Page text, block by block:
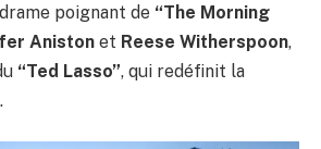
poignant de “The Morning
Aniston et Reese Witherspoon,
“Ted Lasso”, qui redéfinit la